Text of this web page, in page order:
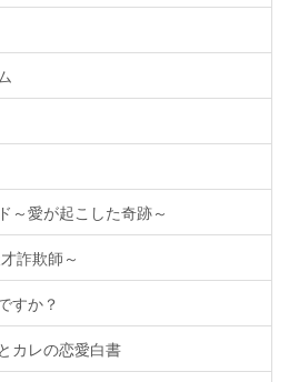
～愛が起こした奇跡～
詐欺師～
すか？
カレの恋愛白書